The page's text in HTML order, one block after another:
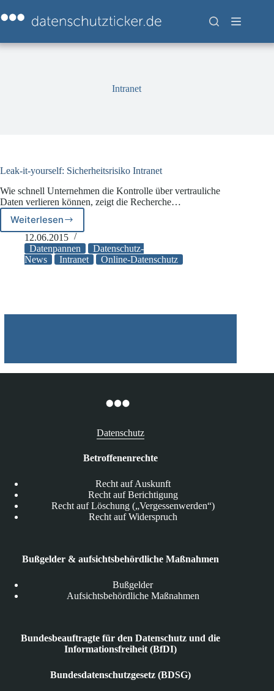
Inhalt
springen
Intranet
Leak-it-yourself: Sicherheitsrisiko Intranet
Wie schnell Unternehmen die Kontrolle über vertrauliche
Daten verlieren können, zeigt die Recherche…
Weiterlesen
Leak-
it-
yourself:
Sicherheitsrisiko
12.06.2015
Datenpannen
Datenschutz-
News
Intranet Online-Datenschutz
Datenschutz
Betroffenenrechte
Recht auf Auskunft
Recht auf Berichtigung
Recht auf Löschung („Vergessenwerden“)
Recht auf Widerspruch
Bußgelder & aufsichtsbehördliche Maßnahmen
Bußgelder
Aufsichtsbehördliche Maßnahmen
Bundesbeauftragte für den Datenschutz und die
Informationsfreiheit (BfDI)
Bundesdatenschutzgesetz (BDSG)